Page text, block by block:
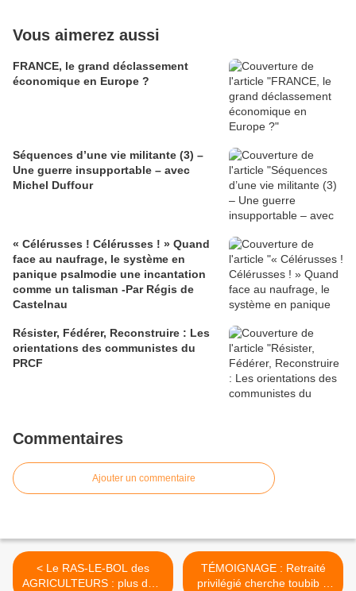
Vous aimerez aussi
FRANCE, le grand déclassement
économique en Europe ?
Séquences d’une vie militante (3) –
Une guerre insupportable – avec
Michel Duffour
« Célérusses ! Célérusses ! » Quand
face au naufrage, le système en
panique psalmodie une incantation
comme un talisman -Par Régis de
Castelnau
Résister, Fédérer, Reconstruire : Les
orientations des communistes du
PRCF
Commentaires
Ajouter un commentaire
< Le RAS-LE-BOL des
AGRICULTEURS : plus de 1
TÉMOIGNAGE : Retraité
privilégié cherche toubib à